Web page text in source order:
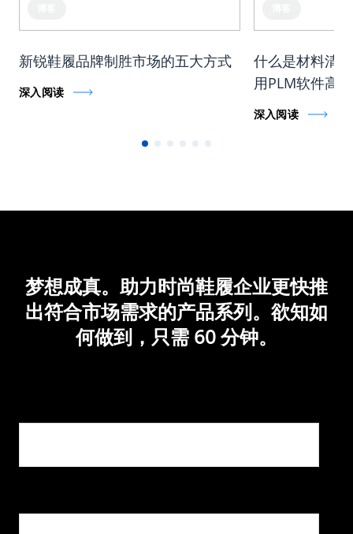
新锐鞋履品牌制胜市场的五大方式
深入阅读
什么是材料清
用PLM软件高
深入阅读
梦想成真。助力时尚鞋履企业更快推
出符合市场需求的产品系列。欲知如
何做到，只需 60 分钟。